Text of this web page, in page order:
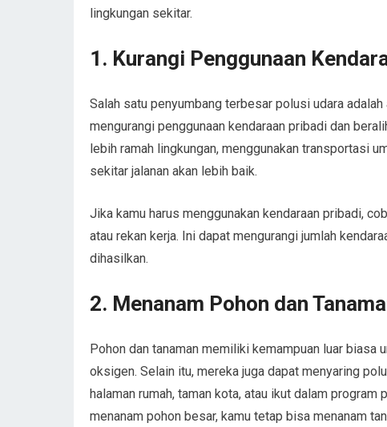
lingkungan sekitar.
1. Kurangi Penggunaan
Salah satu penyumbang terbesar polusi udara
mengurangi penggunaan kendaraan pribadi dan
lebih ramah lingkungan, menggunakan transportasi
sekitar jalanan akan lebih baik.
Jika kamu harus menggunakan kendaraan pribadi,
atau rekan kerja. Ini dapat mengurangi jumlah
dihasilkan.
2. Menanam Pohon dan
Pohon dan tanaman memiliki kemampuan luar biasa
oksigen. Selain itu, mereka juga dapat menyaring
halaman rumah, taman kota, atau ikut dalam
menanam pohon besar, kamu tetap bisa menanam